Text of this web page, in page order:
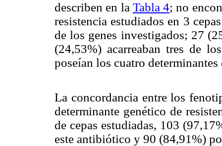
describen en la Tabla 4; no
resistencia estudiados en 3
de los genes investigados; 27
(24,53%) acarreaban tres de
poseían los cuatro
La concordancia entre los
determinante genético de
de cepas estudiadas, 103
este antibiótico y 90 (84,91%)